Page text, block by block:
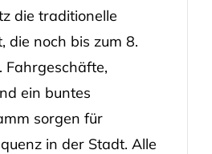
die traditionelle
die noch bis zum 8.
Fahrgeschäfte,
ein buntes
sorgen für
in der Stadt. Alle